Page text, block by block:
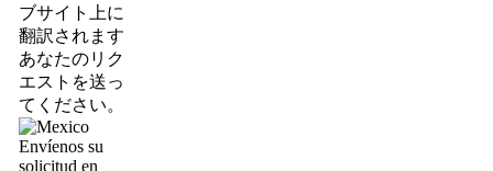
ブサイト上に
翻訳されます
あなたのリク
エストを送っ
てください。
Envíenos su
solicitud en